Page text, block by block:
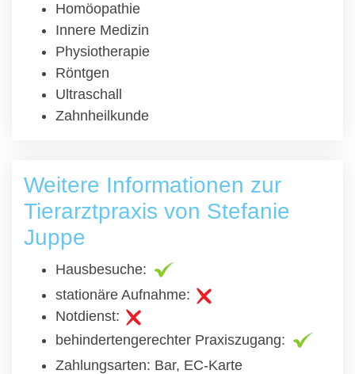
Homöopathie
Innere Medizin
Physiotherapie
Röntgen
Ultraschall
Zahnheilkunde
Weitere Informationen zur
Tierarztpraxis von Stefanie
Juppe
Hausbesuche:
stationäre Aufnahme:
Notdienst:
behindertengerechter Praxiszugang:
Zahlungsarten: Bar, EC-Karte